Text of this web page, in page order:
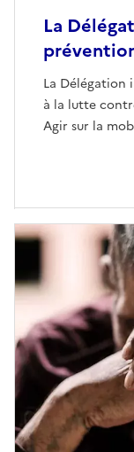
La
La
à la lutte
Agir sur la